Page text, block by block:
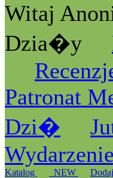
Witaj
Dzia�y
Patronat
Dzi�
Wydarzenie
Katalog _NEW